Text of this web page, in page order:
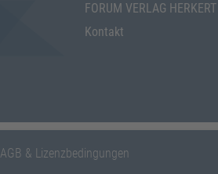
FORUM VERLAG HERKERT
Kontakt
AGB & Lizenzbedingungen